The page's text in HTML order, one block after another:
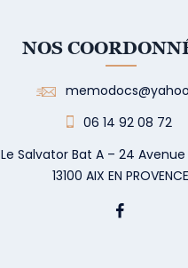
NOS
06 14 92 08 72
Le Salvator Bat A – 24
13100 AIX EN PROVENCE